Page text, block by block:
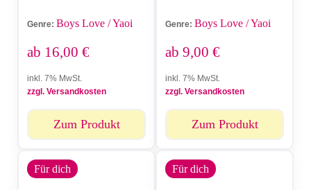
Genre: Boys Love / Yaoi
ab 16,00 €
inkl. 7% MwSt.
zzgl. Versandkosten
Zum Produkt
Genre: Boys Love / Yaoi
ab 9,00 €
inkl. 7% MwSt.
zzgl. Versandkosten
Zum Produkt
Für dich Für dich